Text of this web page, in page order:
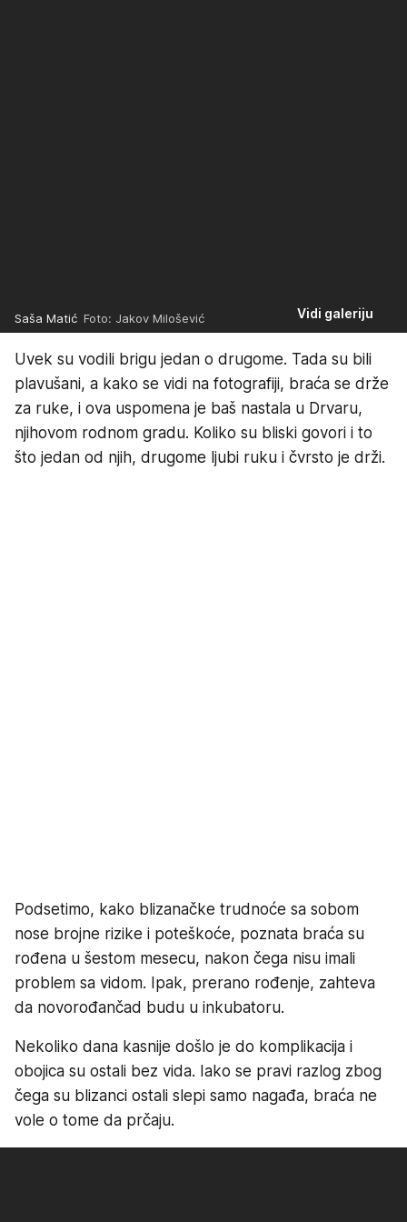
Vidi galeriju
Saša Matić Foto: Jakov Milošević
Uvek su vodili brigu jedan o drugome. Tada su bili
plavušani, a kako se vidi na fotografiji, braća se drže
za ruke, i ova uspomena je baš nastala u Drvaru,
njihovom rodnom gradu. Koliko su bliski govori i to
što jedan od njih, drugome ljubi ruku i čvrsto je drži.
Podsetimo, kako blizanačke trudnoće sa sobom
nose brojne rizike i poteškoće, poznata braća su
rođena u šestom mesecu, nakon čega nisu imali
problem sa vidom. Ipak, prerano rođenje, zahteva
da novorođančad budu u inkubatoru.
Nekoliko dana kasnije došlo je do komplikacija i
obojica su ostali bez vida. Iako se pravi razlog zbog
čega su blizanci ostali slepi samo nagađa, braća ne
vole o tome da prčaju.